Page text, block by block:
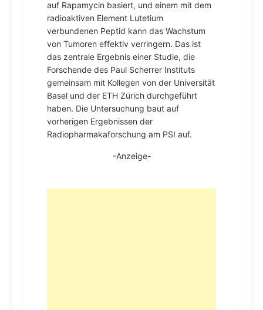
auf Rapamycin basiert, und einem mit dem
radioaktiven Element Lutetium
verbundenen Peptid kann das Wachstum
von Tumoren effektiv verringern. Das ist
das zentrale Ergebnis einer Studie, die
Forschende des Paul Scherrer Instituts
gemeinsam mit Kollegen von der Universität
Basel und der ETH Zürich durchgeführt
haben. Die Untersuchung baut auf
vorherigen Ergebnissen der
Radiopharmakaforschung am PSI auf.
-Anzeige-